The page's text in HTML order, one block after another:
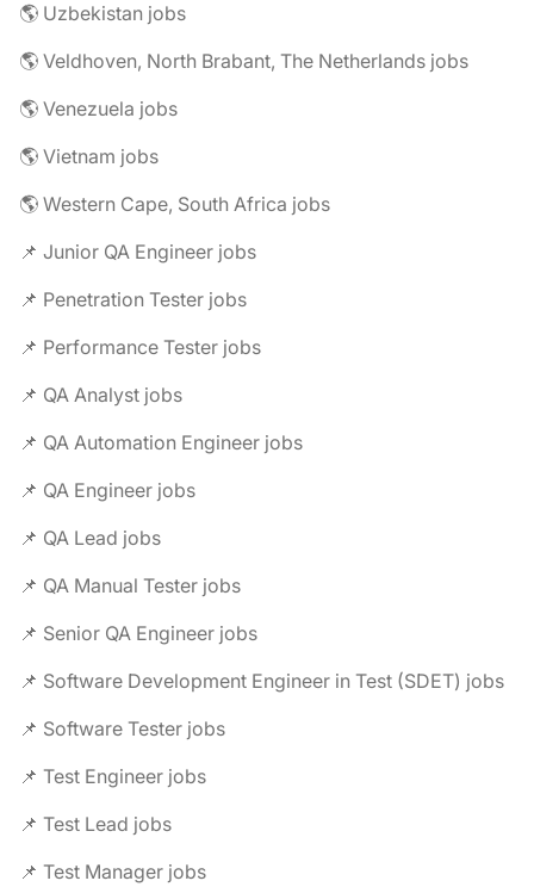
🌎 Uzbekistan jobs
🌎 Veldhoven, North Brabant, The Netherlands jobs
🌎 Venezuela jobs
🌎 Vietnam jobs
🌎 Western Cape, South Africa jobs
📌 Junior QA Engineer jobs
📌 Penetration Tester jobs
📌 Performance Tester jobs
📌 QA Analyst jobs
📌 QA Automation Engineer jobs
📌 QA Engineer jobs
📌 QA Lead jobs
📌 QA Manual Tester jobs
📌 Senior QA Engineer jobs
📌 Software Development Engineer in Test (SDET) jobs
📌 Software Tester jobs
📌 Test Engineer jobs
📌 Test Lead jobs
📌 Test Manager jobs